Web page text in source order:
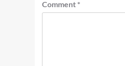
Comment *